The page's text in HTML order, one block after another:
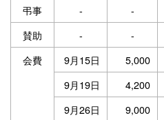
弔事
-
-
賛助
-
-
会費
9月15日 5,000
9月19日
4,200
9月26日
9,000